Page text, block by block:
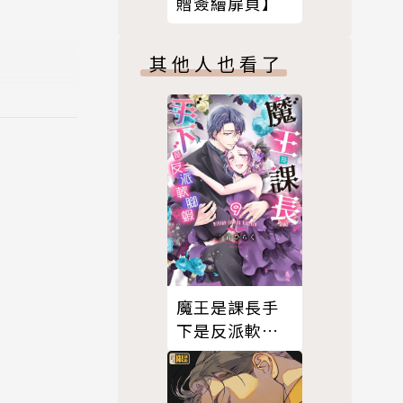
其他人也看了
魔王是課長手
下是反派軟腳
蝦。9